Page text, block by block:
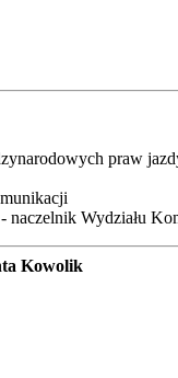
praw
naczelnik Wydziału
Kowolik